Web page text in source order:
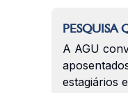
PESQUISA
A AGU
estagiários